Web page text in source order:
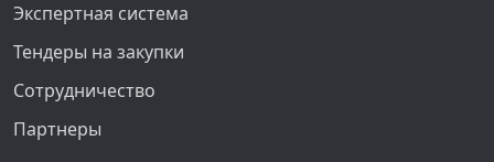
Экспертная система
Тендеры на закупки
Сотрудничество
Партнеры